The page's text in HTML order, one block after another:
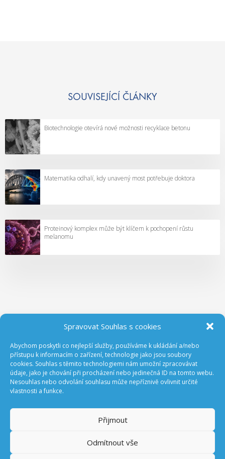
Spravovat Souhlas s cookies
Abychom poskytli co nejlepší služby, používáme k ukládání a/nebo
přístupu k informacím o zařízení, technologie jako jsou soubory
cookies. Souhlas s těmito technologiemi nám umožní zpracovávat
údaje, jako je chování při procházení nebo jedinečná ID na tomto webu.
Nesouhlas nebo odvolání souhlasu může nepříznivě ovlivnit určité
vlastnosti a funkce.
Přijmout
Odmítnout vše
SOUVISEJÍCÍ ČLÁNKY
Biotechnologie otevírá nové možnosti recyklace betonu
Matematika odhalí, kdy unavený most potřebuje doktora
Proteinový komplex může být klíčem k pochopení růstu
melanomu
ODEBÍREJTE NOVINKY Z GA ČR
Prohlášení o přístupnosti